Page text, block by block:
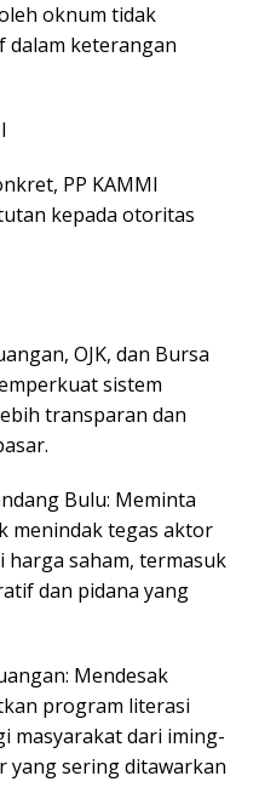
oknum tidak
dalam keterangan
PP KAMMI
kepada otoritas
OJK, dan Bursa
sistem
transparan dan
Bulu: Meminta
menindak tegas aktor
saham, termasuk
dan pidana yang
Mendesak
program literasi
masyarakat dari iming-
yang sering ditawarkan